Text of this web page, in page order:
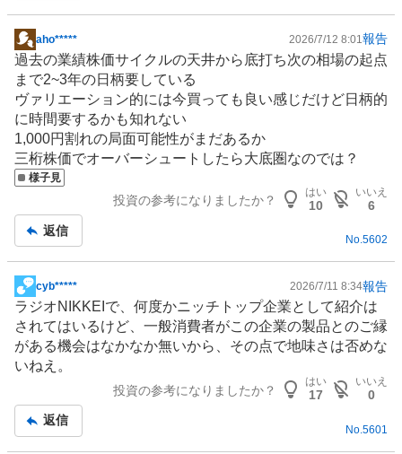
掲
示
板
記
事
aho***** 2026/7/12 8:01 報告
過去の業績株価サイクルの天井から底打ち次の相場の起点
まで2~3年の日柄要している
ヴァリエーション的には今買っても良い感じだけど日柄的
に時間要するかも知れない
1,000円割れの局面可能性がまだあるか
三桁株価でオーバーシュートしたら大底圏なのでは？
様子見
投資の参考になりましたか？
はい
10
いいえ
6
返信
No.5602
掲
示
板
記
事
cyb***** 2026/7/11 8:34報告
ラジオNIKKEIで、何度かニッチトップ企業として紹介は
されてはいるけど、一般消費者がこの企業の製品とのご縁
がある機会はなかなか無いから、その点で地味さは否めな
いねえ。
投資の参考になりましたか？
はい
17
いいえ
0
返信
No. 5601